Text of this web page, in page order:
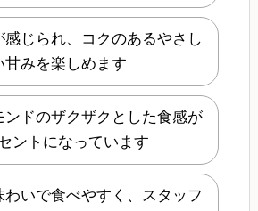
感じられ、コクのあるやさし
甘みを楽しめます
ンドのザクザクとした食感が
ントになっています
わいで食べやすく、スタッフ